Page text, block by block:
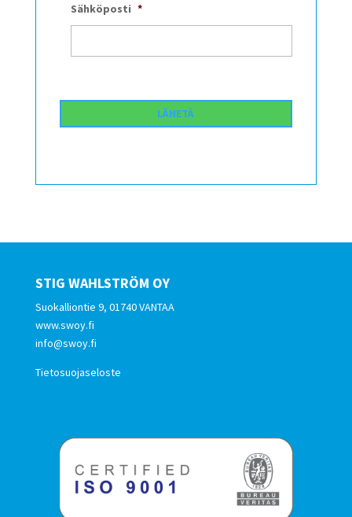
Sähköposti *
STIG WAHLSTRÖM OY
Suokalliontie 9, 01740 VANTAA
www.swoy.fi
info@swoy.fi
Tietosuojaseloste